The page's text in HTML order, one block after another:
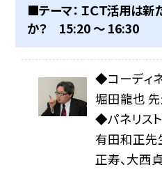
■テーマ： ＩＣＴ活用は
か？ 15:20 〜 16:30
◆コーディ
堀田龍也
◆パネリス
有田和正先
正寿、大西